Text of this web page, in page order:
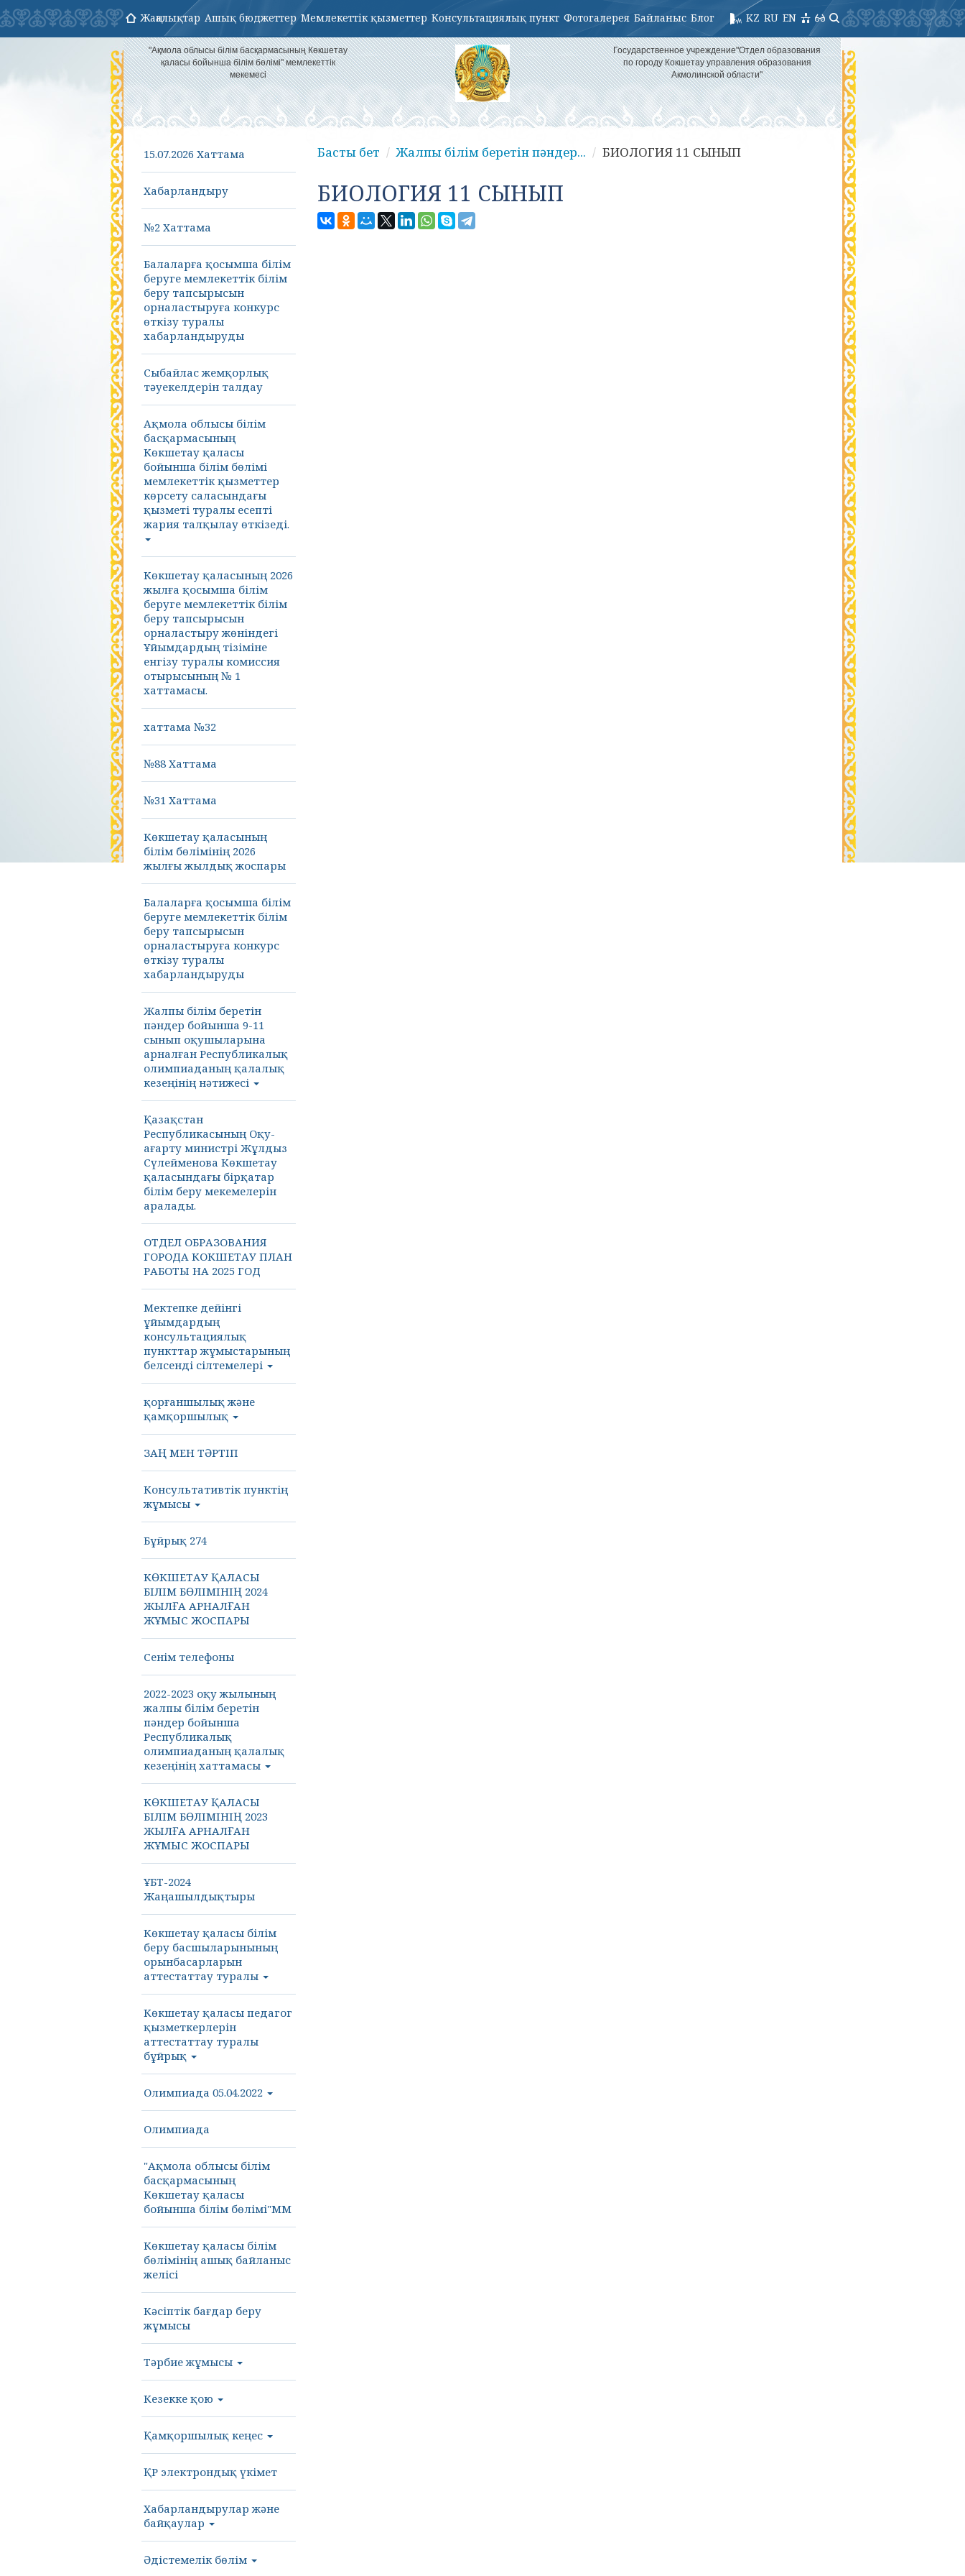
Жаңалықтар Ашық бюджеттер Мемлекеттік қызметтер Консультациялық пункт Фотогалерея Байланыс Блог EN
RU
KZ
"Ақмола облысы білім басқармасының Көкшетау
қаласы бойынша білім бөлімі" мемлекеттік
мекемесі
Государственное учреждение"Отдел образования
по городу Кокшетау управления образования
Акмолинской области"
15.07.2026 Хаттама
Хабарландыру
№2 Хаттама
Балаларға қосымша білім
беруге мемлекеттік білім
беру тапсырысын
орналастыруға конкурс
өткізу туралы
хабарландыруды
Сыбайлас жемқорлық
тәуекелдерін талдау
Ақмола облысы білім
басқармасының
Көкшетау қаласы
бойынша білім бөлімі
мемлекеттік қызметтер
көрсету саласындағы
қызметі туралы есепті
жария талқылау өткізеді.
Көкшетау қаласының 2026
жылға қосымша білім
беруге мемлекеттік білім
беру тапсырысын
орналастыру жөніндегі
Ұйымдардың тізіміне
енгізу туралы комиссия
отырысының № 1
хаттамасы.
хаттама №32
№88 Хаттама
№31 Хаттама
Көкшетау қаласының
білім бөлімінің 2026
жылғы жылдық жоспары
Балаларға қосымша білім
беруге мемлекеттік білім
беру тапсырысын
орналастыруға конкурс
өткізу туралы
хабарландыруды
Жалпы білім беретін
пәндер бойынша 9-11
сынып оқушыларына
арналған Республикалық
олимпиаданың қалалық
кезеңінің нәтижесі
Қазақстан
Республикасының Оқу-
ағарту министрі Жұлдыз
Сүлейменова Көкшетау
қаласындағы бірқатар
білім беру мекемелерін
аралады.
ОТДЕЛ ОБРАЗОВАНИЯ
ГОРОДА КОКШЕТАУ ПЛАН
РАБОТЫ НА 2025 ГОД
Мектепке дейінгі
ұйымдардың
консультациялық
пункттар жұмыстарының
белсенді сілтемелері
қорғаншылық және
қамқоршылық
ЗАҢ МЕН ТӘРТІП
Консультативтік пунктің
жұмысы
Бұйрық 274
КӨКШЕТАУ ҚАЛАСЫ
БІЛІМ БӨЛІМІНІҢ 2024
ЖЫЛҒА АРНАЛҒАН
ЖҰМЫС ЖОСПАРЫ
Сенім телефоны
2022-2023 оқу жылының
жалпы білім беретін
пәндер бойынша
Республикалық
олимпиаданың қалалық
кезеңінің хаттамасы
КӨКШЕТАУ ҚАЛАСЫ
БІЛІМ БӨЛІМІНІҢ 2023
ЖЫЛҒА АРНАЛҒАН
ЖҰМЫС ЖОСПАРЫ
ҰБТ-2024
Жаңашылдықтыры
Көкшетау қаласы білім
беру басшыларынының
орынбасарларын
аттестаттау туралы
Көкшетау қаласы педагог
қызметкерлерін
аттестаттау туралы
бұйрық
Олимпиада 05.04.2022
Олимпиада
"Ақмола облысы білім
басқармасының
Көкшетау қаласы
бойынша білім бөлімі"ММ
Көкшетау қаласы білім
бөлімінің ашық байланыс
желісі
Кәсіптік бағдар беру
жұмысы
Тәрбие жұмысы
Кезекке қою
Қамқоршылық кеңес
ҚР электрондық үкімет
Хабарландырулар және
байқаулар
Әдістемелік бөлім
Басты бет Жалпы білім беретін пәндер... БИОЛОГИЯ 11 СЫНЫП
БИОЛОГИЯ 11 СЫНЫП